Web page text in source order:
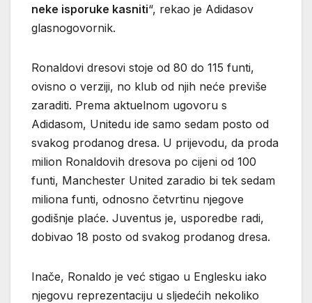
neke isporuke kasniti“, rekao je Adidasov
glasnogovornik.
Ronaldovi dresovi stoje od 80 do 115 funti,
ovisno o verziji, no klub od njih neće previše
zaraditi. Prema aktuelnom ugovoru s
Adidasom, Unitedu ide samo sedam posto od
svakog prodanog dresa. U prijevodu, da proda
milion Ronaldovih dresova po cijeni od 100
funti, Manchester United zaradio bi tek sedam
miliona funti, odnosno četvrtinu njegove
godišnje plaće. Juventus je, usporedbe radi,
dobivao 18 posto od svakog prodanog dresa.
Inače, Ronaldo je već stigao u Englesku iako
njegovu reprezentaciju u sljedećih nekoliko